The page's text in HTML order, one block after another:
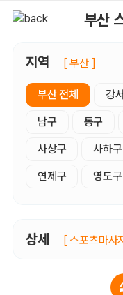
부산
지역 [ 부산 ]
부산 전체 강
남구 동구
사상구 사하구
연제구 영도구
상세 [ 스포츠마사